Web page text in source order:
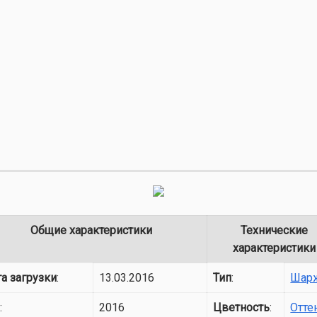
Общие характеристики
Технические
характеристики
загрузки: 13.03.2016 Тип:
: 2016 Цветность: